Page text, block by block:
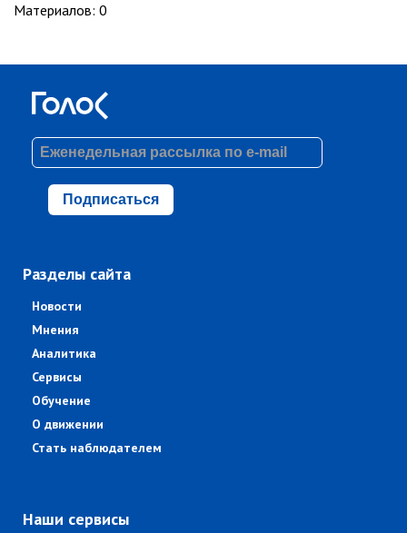
Материалов: 0
Подписаться
Разделы сайта
Новости
Мнения
Аналитика
Сервисы
Обучение
О движении
Стать наблюдателем
Наши сервисы